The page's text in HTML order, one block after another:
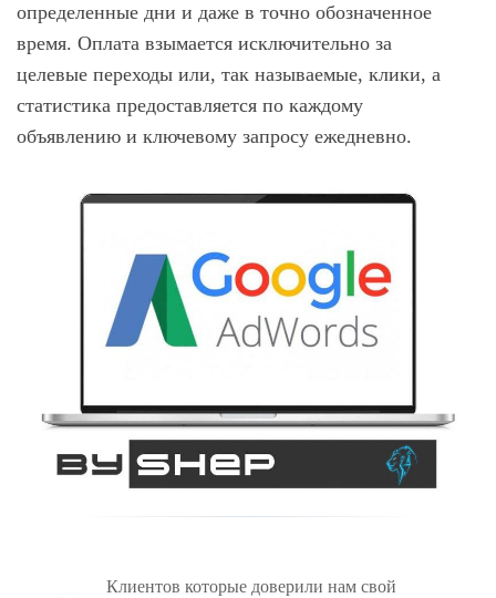
определенные дни и даже в точно обозначенное
время. Оплата взымается исключительно за
целевые переходы или, так называемые, клики, а
статистика предоставляется по каждому
объявлению и ключевому запросу ежедневно.
Клиентов которые доверили нам свой